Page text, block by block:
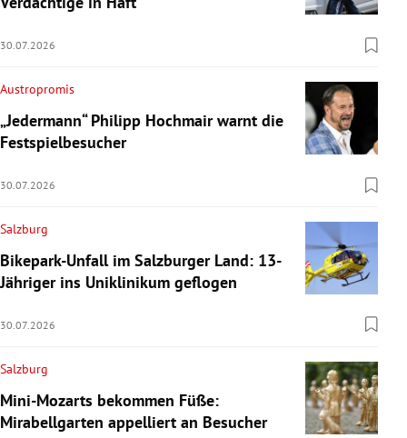
30.07.2026
Austropromis
„Jedermann“ Philipp Hochmair warnt die
Festspielbesucher
30.07.2026
Salzburg
Bikepark-Unfall im Salzburger Land: 13-
Jähriger ins Uniklinikum geflogen
30.07.2026
Salzburg
Mini-Mozarts bekommen Füße:
Mirabellgarten appelliert an Besucher